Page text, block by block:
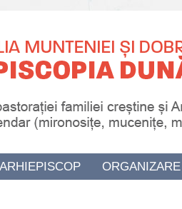
ARHIEPISCOP ORGANIZARE